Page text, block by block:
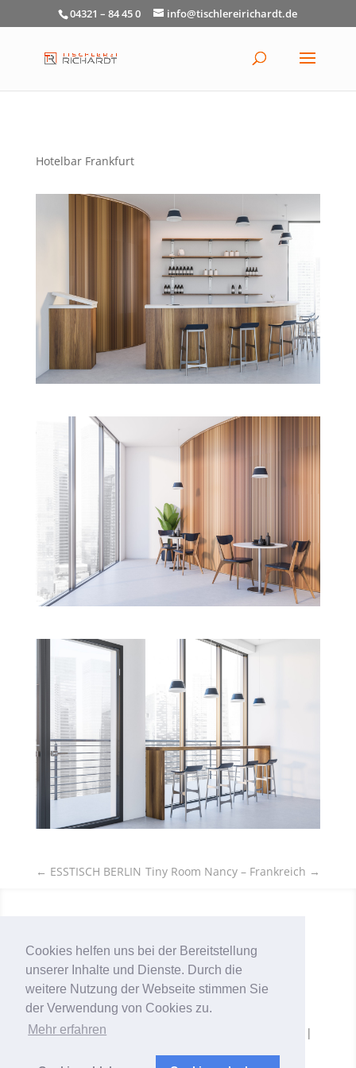
Cookies helfen uns bei der Bereitstellung
unserer Inhalte und Dienste. Durch die
weitere Nutzung der Webseite stimmen Sie
der Verwendung von Cookies zu.
Mehr erfahren
04321 – 84 45 0 info@tischlereirichardt.de
Hotelbar Frankfurt
← ESSTISCH BERLIN Tiny Room Nancy – Frankreich →
© Copyright 2024 All rights reserved |
|